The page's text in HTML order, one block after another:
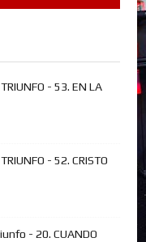
- 53. EN LA
- 52. CRISTO
- 20. CUANDO